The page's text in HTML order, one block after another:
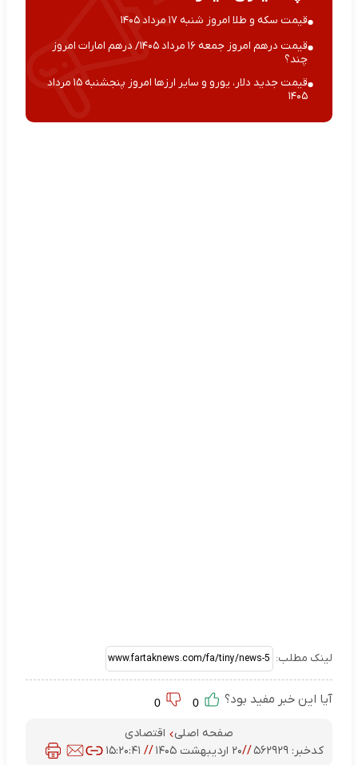
قیمت سکه و طلا امروز شنبه ۱۷ مرداد ۱۴۰۵
قیمت درهم امروز جمعه ۱۶ مرداد ۱۴۰۵/ درهم امارات امروز
چند؟
قیمت جدید دلار، یورو و سایر ارزها امروز پنجشنبه ۱۵ مرداد
۱۴۰۵
لینک مطلب:
آیا این خبر مفید بود؟
صفحه اصلی
اقتصادی
کدخبر:۵۶۲۹۲۹ //۲۰ اردیبهشت ۱۴۰۵ // ۱۵:۲۰:۴۱